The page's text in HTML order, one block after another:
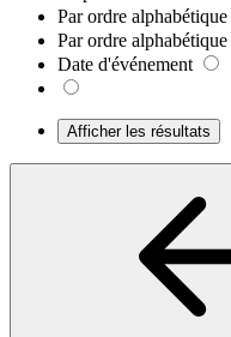
Par ordre
Par ordre
Date d'événement
Afficher les résultats